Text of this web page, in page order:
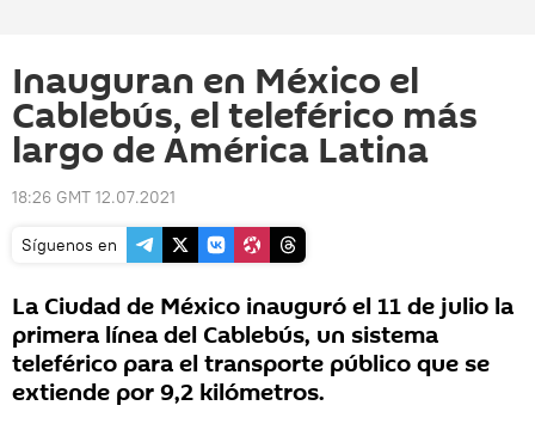
Inauguran en México el
Cablebús, el teleférico más
largo de América Latina
18:26 GMT 12.07.2021
Síguenos en
La Ciudad de México inauguró el 11 de julio la
primera línea del Cablebús, un sistema
teleférico para el transporte público que se
extiende por 9,2 kilómetros.